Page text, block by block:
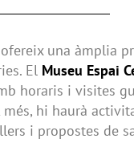
una àmplia
El Museu Espai
horaris i visites
més, hi haurà
i propostes de